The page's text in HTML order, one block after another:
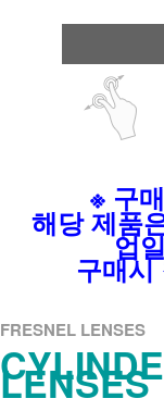
※ 구
해당 제품
업
구매
FRESNEL LENSES
LENSES